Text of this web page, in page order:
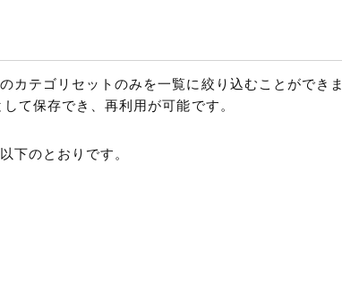
カテゴリセットのみを一覧に絞り込むことができま
て保存でき、再利用が可能です。
下のとおりです。